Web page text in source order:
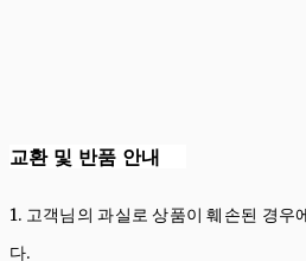
교환 및 반품 안내
1. 고객님의 과실로 상품이 훼손된 경우
다.